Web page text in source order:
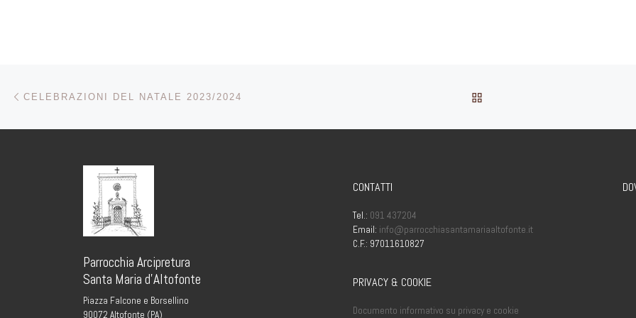
Navigazione articoli
CELEBRAZIONI DEL NATALE 2023/2024
Parrocchia Arcipretura
Santa Maria d’Altofonte
Piazza Falcone e Borsellino
90072 Altofonte (PA)
CONTATTI
Tel.: 091 437204
Email: info@parrocchiasantamariaaltofonte.it
C.F.: 97011610827
PRIVACY & COOKIE
Documento informativo su privacy e cookie